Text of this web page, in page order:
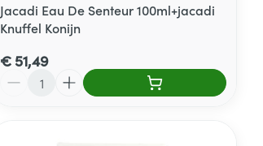
Jacadi Eau De Senteur 100ml+jacadi
Knuffel Konijn
€ 51,49